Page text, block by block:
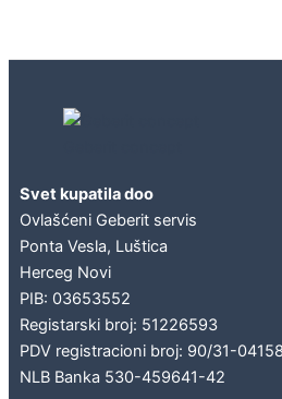
Svet kupatila doo
Ovlašćeni Geberit servis
Ponta Vesla, Luštica
Herceg Novi
PIB: 03653552
Registarski broj: 51226593
PDV registracioni broj: 90/31-
NLB Banka 530-459641-42